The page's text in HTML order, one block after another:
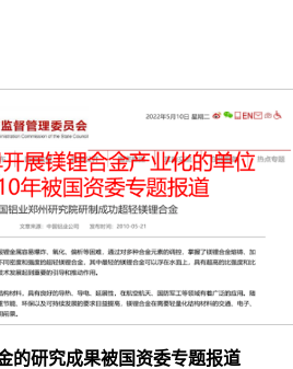
的研究成果被国资委专题报道